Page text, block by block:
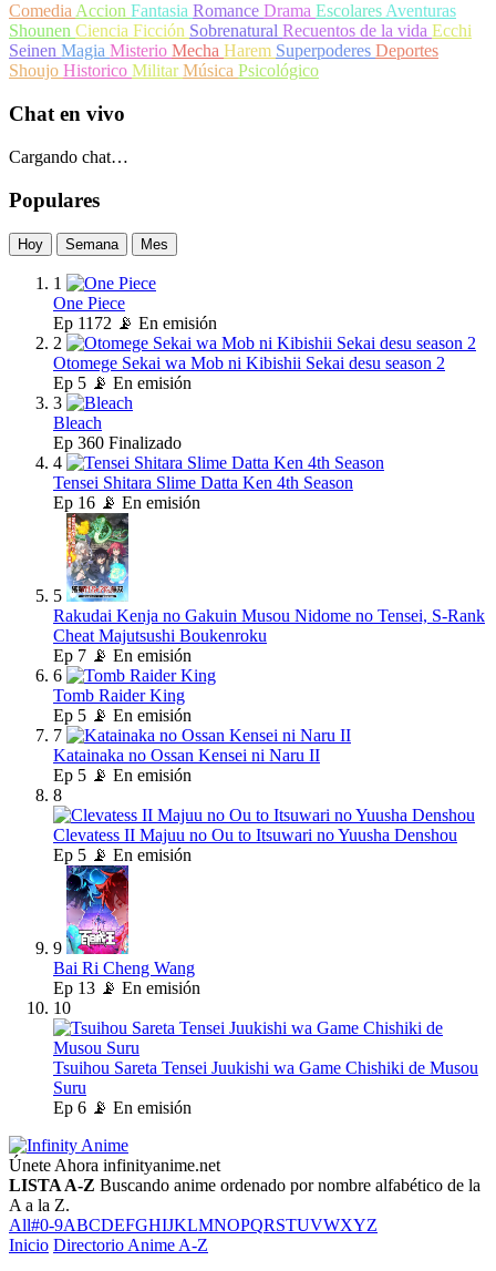
ComediaAccion Fantasia Romance Drama EscolaresAventuras
Shounen Ciencia Ficción Sobrenatural Recuentos de la vida Ecchi
Seinen Magia Misterio Mecha Harem Superpoderes Deportes
Shoujo Historico MilitarMúsica Psicológico
Chat en vivo
Cargando chat…
Populares
Hoy Semana Mes
1
One Piece
Ep 1172 📡 En emisión
2
Otomege Sekai wa Mob ni Kibishii Sekai desu season 2
Ep 5 📡 En emisión
3
Bleach
Ep 360 Finalizado
4
Tensei Shitara Slime Datta Ken 4th Season
Ep 16 📡 En emisión
5
Rakudai Kenja no Gakuin Musou Nidome no Tensei, S-Rank
Cheat Majutsushi Boukenroku
Ep 7 📡 En emisión
6
Tomb Raider King
Ep 5 📡 En emisión
7
Katainaka no Ossan Kensei ni Naru II
Ep 5 📡 En emisión
8
Clevatess II Majuu no Ou to Itsuwari no Yuusha Denshou
Ep 5 📡 En emisión
9
Bai Ri Cheng Wang
Ep 13 📡 En emisión
10
Tsuihou Sareta Tensei Juukishi wa Game Chishiki de Musou
Suru
Ep 6 📡 En emisión
Únete Ahora infinityanime.net
LISTA A-Z Buscando anime ordenado por nombre alfabético de la
A a la Z.
All#0-9ABCDEFGHIJKLMNOPQRSTUVWXYZ
Inicio Directorio Anime A-Z